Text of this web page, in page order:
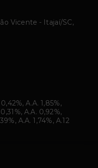
Vicente - Itajaí/SC,
0,42%, A.A. 1,85%,
0,31%, A.A. 0,92%,
A.A. 1,74%, A.12